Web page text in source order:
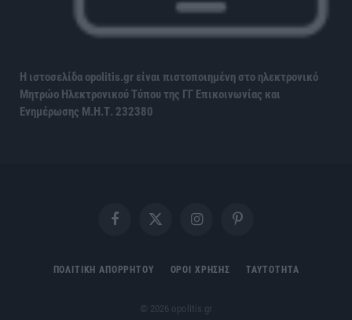
Η ιστοσελίδα opolitis.gr είναι πιστοποιημένη στο ηλεκτρονικό
Μητρώο Ηλεκτρονικού Τύπου της ΓΓ Επικοινωνίας και
Ενημέρωσης Μ.Η.Τ. 232380
FacebookX
InstagramPinterest
ΠΟΛΙΤΙΚΗ ΑΠΟΡΡΗΤΟΥ ΟΡΟΙ ΧΡΗΣΗΣ ΤΑΥΤΟΤΗΤΑ
© 2026 opolitis.gr